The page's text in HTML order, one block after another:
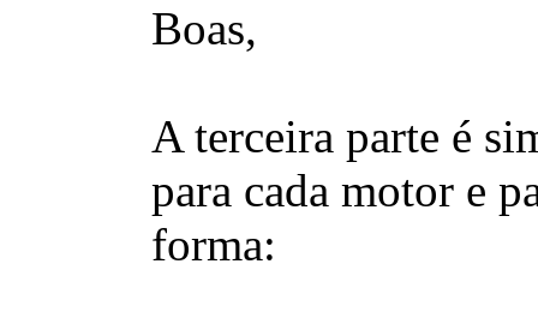
Boas,
A terceira parte é
para cada motor e
forma: